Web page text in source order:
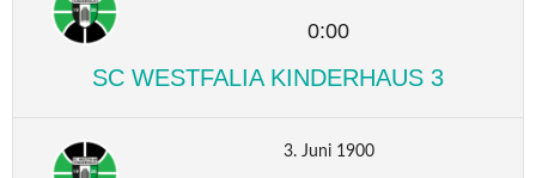
0:00
SC WESTFALIA KINDERHAUS 3
3. Juni 1900